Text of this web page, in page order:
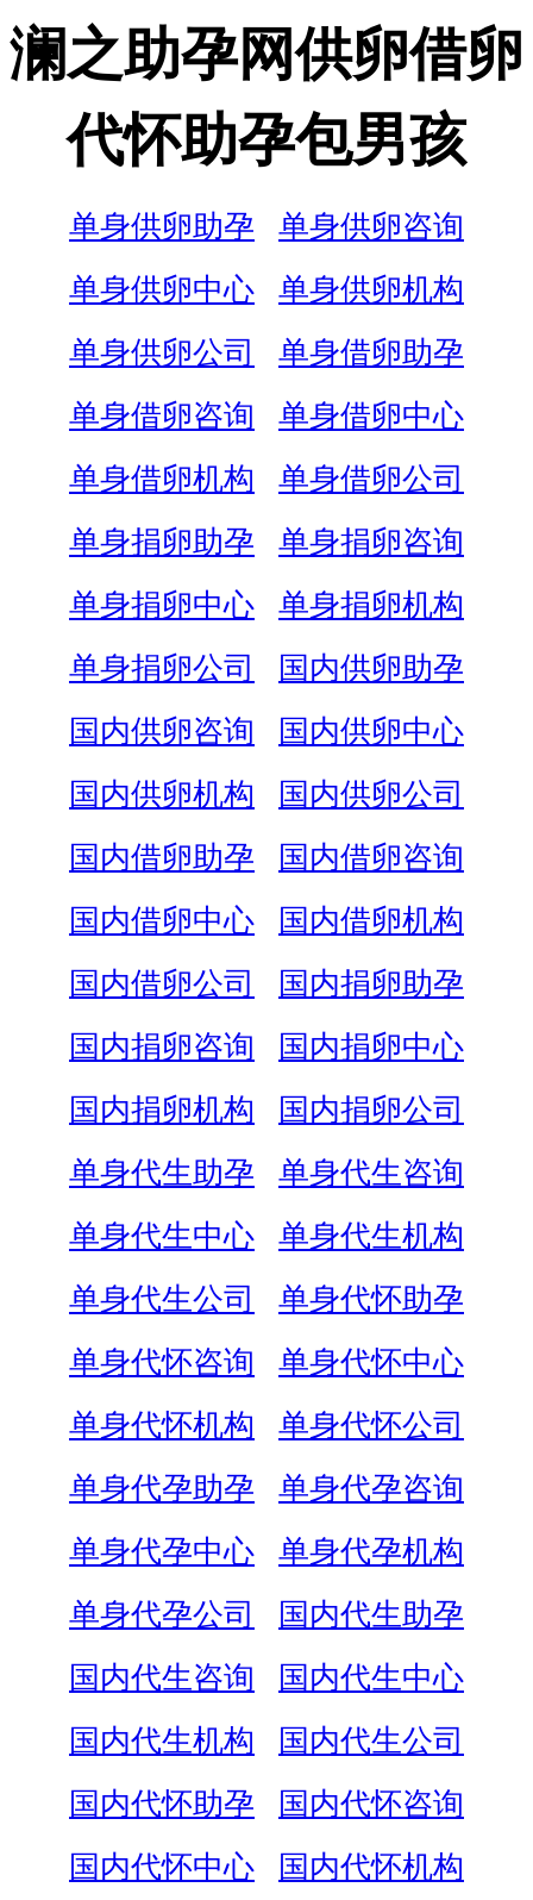
澜之助孕网供卵借卵
代怀助孕包男孩
单身供卵助孕
单身供卵咨询
单身供卵中心
单身供卵机构
单身供卵公司
单身借卵助孕
单身借卵咨询
单身借卵中心
单身借卵机构
单身借卵公司
单身捐卵助孕
单身捐卵咨询
单身捐卵中心
单身捐卵机构
单身捐卵公司
国内供卵助孕
国内供卵咨询
国内供卵中心
国内供卵机构
国内供卵公司
国内借卵助孕
国内借卵咨询
国内借卵中心
国内借卵机构
国内借卵公司
国内捐卵助孕
国内捐卵咨询
国内捐卵中心
国内捐卵机构
国内捐卵公司
单身代生助孕
单身代生咨询
单身代生中心
单身代生机构
单身代生公司
单身代怀助孕
单身代怀咨询
单身代怀中心
单身代怀机构
单身代怀公司
单身代孕助孕
单身代孕咨询
单身代孕中心
单身代孕机构
单身代孕公司
国内代生助孕
国内代生咨询
国内代生中心
国内代生机构
国内代生公司
国内代怀助孕
国内代怀咨询
国内代怀中心
国内代怀机构